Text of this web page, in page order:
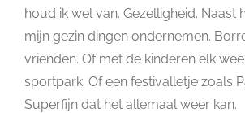
houd ik wel van. Gezelligheid. Naast
mijn gezin dingen ondernemen.
vrienden. Of met de kinderen elk
sportpark. Of een festivalletje zoals
Superfijn dat het allemaal weer kan.